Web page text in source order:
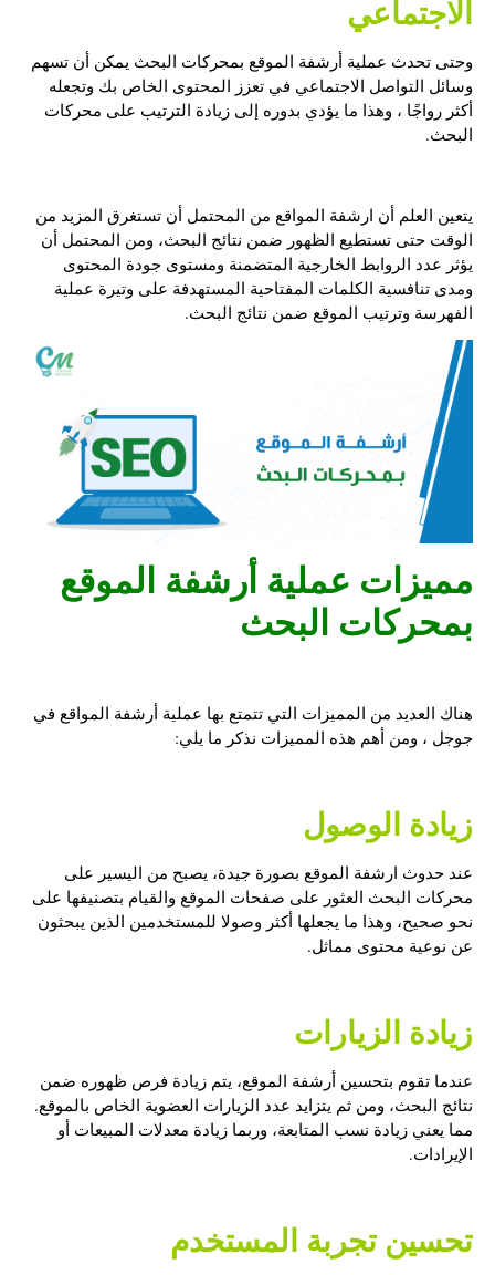
الاجتماعي
وحتى تحدث عملية أرشفة الموقع بمحركات البحث يمكن أن تسهم
وسائل التواصل الاجتماعي في تعزز المحتوى الخاص بك وتجعله
أكثر رواجًا ، وهذا ما يؤدي بدوره إلى زيادة الترتيب على محركات
البحث.
يتعين العلم أن ارشفة المواقع من المحتمل أن تستغرق المزيد من
الوقت حتى تستطيع الظهور ضمن نتائج البحث، ومن المحتمل أن
يؤثر عدد الروابط الخارجية المتضمنة ومستوى جودة المحتوى
ومدى تنافسية الكلمات المفتاحية المستهدفة على وتيرة عملية
الفهرسة وترتيب الموقع ضمن نتائج البحث.
مميزات عملية أرشفة الموقع
بمحركات البحث
هناك العديد من المميزات التي تتمتع بها عملية أرشفة المواقع في
جوجل ، ومن أهم هذه المميزات نذكر ما يلي:
زيادة الوصول
عند حدوث ارشفة الموقع بصورة جيدة، يصبح من اليسير على
محركات البحث العثور على صفحات الموقع والقيام بتصنيفها على
نحو صحيح، وهذا ما يجعلها أكثر وصولا للمستخدمين الذين يبحثون
عن نوعية محتوى مماثل.
زيادة الزيارات
عندما تقوم بتحسين أرشفة الموقع، يتم زيادة فرص ظهوره ضمن
نتائج البحث، ومن ثم يتزايد عدد الزيارات العضوية الخاص بالموقع.
مما يعني زيادة نسب المتابعة، وربما زيادة معدلات المبيعات أو
الإيرادات.
تحسين تجربة المستخدم